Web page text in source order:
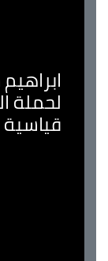
ابراهيم
لحملة
قياسية